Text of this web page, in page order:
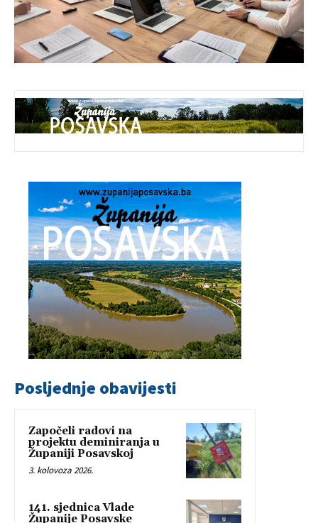
Posljednje obavijesti
Započeli radovi na
projektu deminiranja u
Županiji Posavskoj
3. kolovoza 2026.
141. sjednica Vlade
Županije Posavske